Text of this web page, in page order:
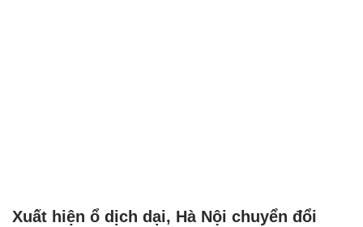
Xuất hiện ổ dịch dại, Hà Nội chuyển đổi